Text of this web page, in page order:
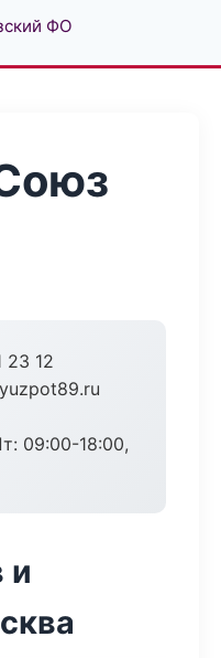
ФО
23 12
09:00-18:00,
и